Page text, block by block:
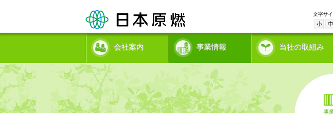
文字サ
小 中
会社案内 事業情報 当社の取組み
事